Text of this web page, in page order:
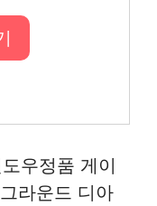
우정품 게이
라운드 디아